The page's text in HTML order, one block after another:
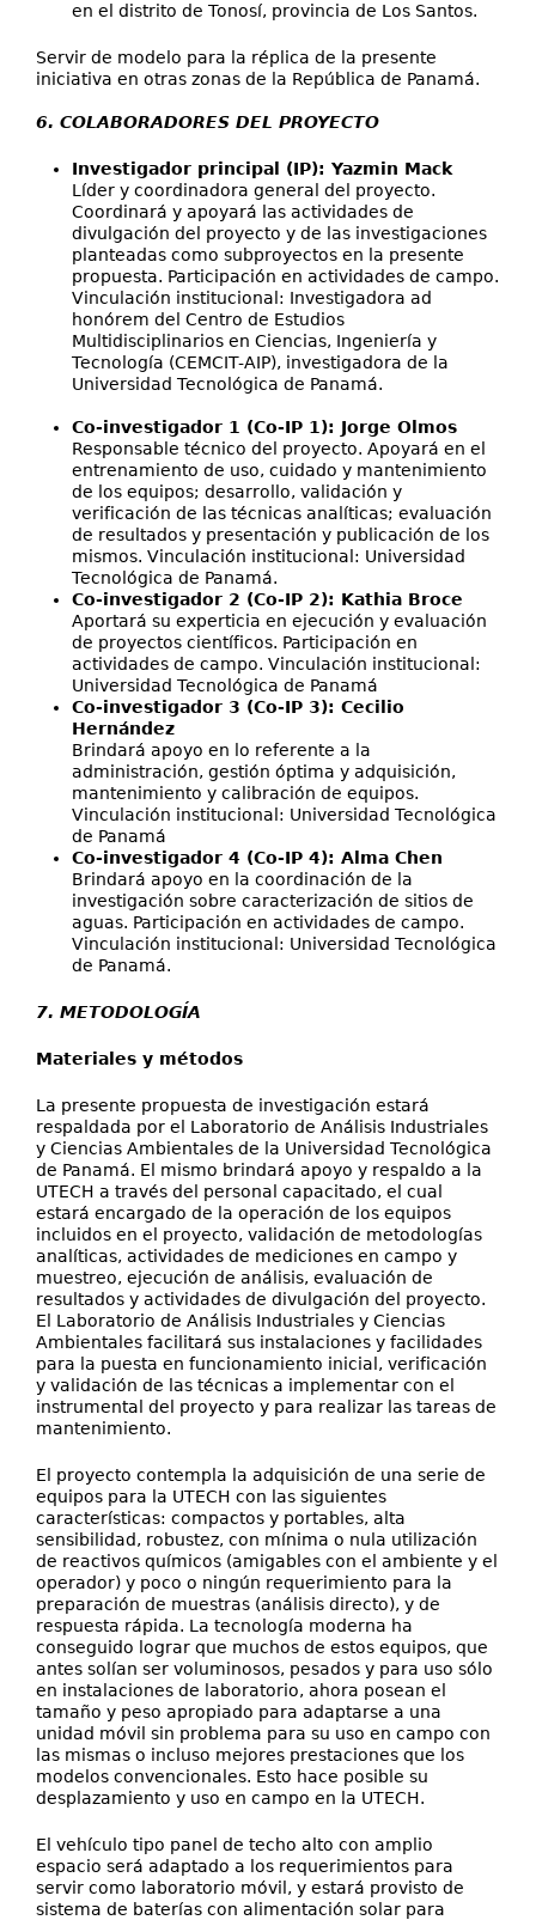
en el distrito de Tonosí, provincia de Los Santos.
Servir de modelo para la réplica de la presente
iniciativa en otras zonas de la República de Panamá.
6. COLABORADORES DEL PROYECTO
Investigador principal (IP): Yazmin Mack
Líder y coordinadora general del proyecto.
Coordinará y apoyará las actividades de
divulgación del proyecto y de las investigaciones
planteadas como subproyectos en la presente
propuesta. Participación en actividades de campo.
Vinculación institucional: Investigadora ad
honórem del Centro de Estudios
Multidisciplinarios en Ciencias, Ingeniería y
Tecnología (CEMCIT-AIP), investigadora de la
Universidad Tecnológica de Panamá.
Co-investigador 1 (Co-IP 1): Jorge Olmos
Responsable técnico del proyecto. Apoyará en el
entrenamiento de uso, cuidado y mantenimiento
de los equipos; desarrollo, validación y
verificación de las técnicas analíticas; evaluación
de resultados y presentación y publicación de los
mismos. Vinculación institucional: Universidad
Tecnológica de Panamá.
Co-investigador 2 (Co-IP 2): Kathia Broce
Aportará su experticia en ejecución y evaluación
de proyectos científicos. Participación en
actividades de campo. Vinculación institucional:
Universidad Tecnológica de Panamá
Co-investigador 3 (Co-IP 3): Cecilio
Hernández
Brindará apoyo en lo referente a la
administración, gestión óptima y adquisición,
mantenimiento y calibración de equipos.
Vinculación institucional: Universidad Tecnológica
de Panamá
Co-investigador 4 (Co-IP 4): Alma Chen
Brindará apoyo en la coordinación de la
investigación sobre caracterización de sitios de
aguas. Participación en actividades de campo.
Vinculación institucional: Universidad Tecnológica
de Panamá.
7. METODOLOGÍA
Materiales y métodos
La presente propuesta de investigación estará
respaldada por el Laboratorio de Análisis Industriales
y Ciencias Ambientales de la Universidad Tecnológica
de Panamá. El mismo brindará apoyo y respaldo a la
UTECH a través del personal capacitado, el cual
estará encargado de la operación de los equipos
incluidos en el proyecto, validación de metodologías
analíticas, actividades de mediciones en campo y
muestreo, ejecución de análisis, evaluación de
resultados y actividades de divulgación del proyecto.
El Laboratorio de Análisis Industriales y Ciencias
Ambientales facilitará sus instalaciones y facilidades
para la puesta en funcionamiento inicial, verificación
y validación de las técnicas a implementar con el
instrumental del proyecto y para realizar las tareas de
mantenimiento.
El proyecto contempla la adquisición de una serie de
equipos para la UTECH con las siguientes
características: compactos y portables, alta
sensibilidad, robustez, con mínima o nula utilización
de reactivos químicos (amigables con el ambiente y el
operador) y poco o ningún requerimiento para la
preparación de muestras (análisis directo), y de
respuesta rápida. La tecnología moderna ha
conseguido lograr que muchos de estos equipos, que
antes solían ser voluminosos, pesados y para uso sólo
en instalaciones de laboratorio, ahora posean el
tamaño y peso apropiado para adaptarse a una
unidad móvil sin problema para su uso en campo con
las mismas o incluso mejores prestaciones que los
modelos convencionales. Esto hace posible su
desplazamiento y uso en campo en la UTECH.
El vehículo tipo panel de techo alto con amplio
espacio será adaptado a los requerimientos para
servir como laboratorio móvil, y estará provisto de
sistema de baterías con alimentación solar para